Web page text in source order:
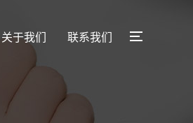
关于我们 联系我们